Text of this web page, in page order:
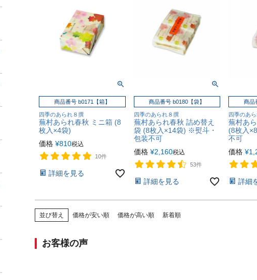
商品番号 b0171【箱】
四季のあられ８撰
蕪村あられ春秋 ミニ箱 (8
枚入×4袋)
価格 ¥810税込
10件
詳細を見る
商品番号 b0180【袋】
四季のあられ８撰
蕪村あられ春秋 詰め替え
袋 (8枚入×14袋) ※熨斗・
包装不可
価格 ¥2,160税込
53件
詳細を見る
商品
四季のあ
蕪村あ
(8枚入
不可
価格 ¥
詳細
並び替え 価格が安い順 価格が高い順 新着順
お客様の声